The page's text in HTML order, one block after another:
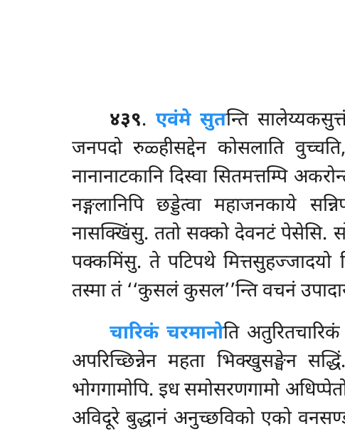
४३९.एवंमे सुतन्ति
जनपदो रुळ्हीसद्देन कोसलाति
नानानाटकानि दिस्वा सितमत्तम्पि
नङ्गलानिपि छड्डेत्वा महाजनकाये
नासक्खिंसु. ततोसक्को देवनटं पेसेसि.
पक्कमिंसु. ते पटिपथे मित्तसुहज्जादयो
तस्मा तं ‘‘कुसलं कुसल’’न्ति वचनं
चारिकं चरमानोति
अपरिच्छिन्नेन महता भिक्खुसङ्घेन
भोगगामोपि. इध समोसरणगामो
अविदूरे बुद्धानं अनुच्छविको एको